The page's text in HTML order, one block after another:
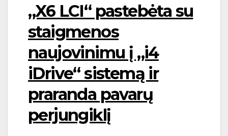
„X6 LCI“ pastebėta su
staigmenos
naujovinimu į „i4
iDrive“ sistemą ir
praranda pavarų
perjungiklį